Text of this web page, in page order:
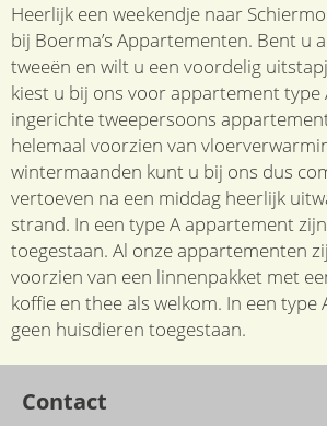
Heerlijk een weekendje naar
bij Boerma’s Appartementen. Bent u
tweeën en wilt u een voordelig
kiest u bij ons voor appartement type
ingerichte tweepersoons
helemaal voorzien van
wintermaanden kunt u bij ons dus
vertoeven na een middag heerlijk
strand. In een type A appartement
toegestaan. Al onze appartementen
voorzien van een linnenpakket met
koffie en thee als welkom. In een
geen huisdieren toegestaan.
Contact